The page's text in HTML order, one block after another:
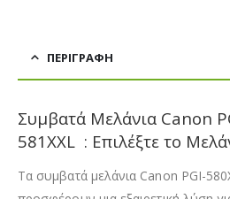
ΠΕΡΙΓΡΑΦΉ
Συμβατά Μελάνια Canon
581XXL : Επιλέξτε το
Τα συμβατά μελάνια Canon PGI-